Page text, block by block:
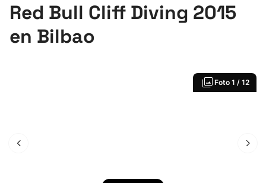
Pelota
Red Bull Cliff Diving 2015
en Bilbao
Foto 1 / 12